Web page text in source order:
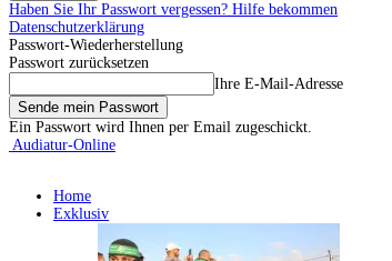
Haben Sie Ihr Passwort vergessen? Hilfe bekommen
Datenschutzerklärung
Passwort-Wiederherstellung
Passwort zurücksetzen
Ihre E-Mail-Adresse
Ein Passwort wird Ihnen per Email zugeschickt.
Audiatur-Online
Home
Exklusiv